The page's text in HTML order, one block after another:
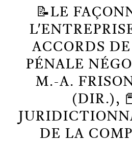
📝LE
ACCORDS
PÉNALE
M.-A.
(DIR.),
DE LA